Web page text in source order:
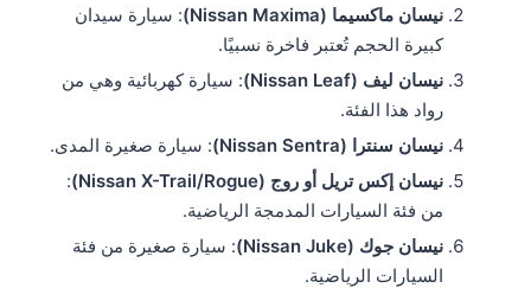
نيسان ماكسيما (Nissan Maxima)
: سيارة سيدان
كبيرة الحجم تُعتبر فاخرة نسبيًا.
نيسان ليف (Nissan Leaf)
: سيارة كهربائية وهي من
رواد هذا الفئة.
نيسان سنترا (Nissan Sentra)
: سيارة صغيرة المدى.
نيسان إكس تريل أو روج (Nissan X-Trail/Rogue)
:
من فئة السيارات المدمجة الرياضية.
نيسان جوك (Nissan Juke)
: سيارة صغيرة من فئة
السيارات الرياضية.